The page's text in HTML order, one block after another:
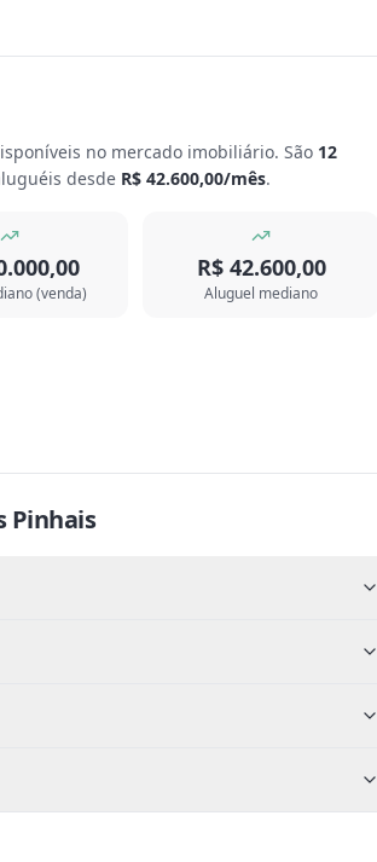
no mercado imobiliário. São 12
desde R$ 42.600,00/mês.
(venda)
R$ 42.600,00
Aluguel mediano
Pinhais